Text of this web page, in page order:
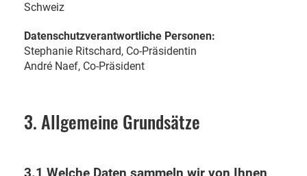
Schweiz
Datenschutzverantwortliche Personen:
Stephanie Ritschard, Co-Präsidentin
André Naef, Co-Präsident
3. Allgemeine Grundsätze